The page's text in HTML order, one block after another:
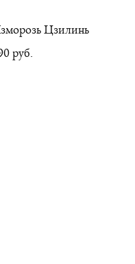
Цзилинь
pуб.